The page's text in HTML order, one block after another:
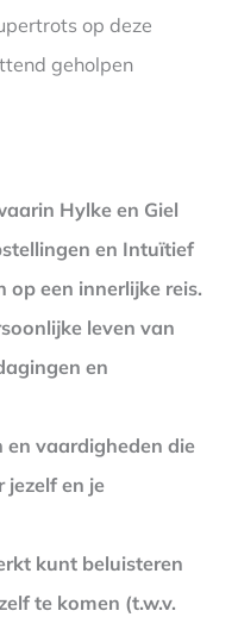
op deze
geholpen
Hylke en Giel
en Intuïtief
op een innerlijke reis.
leven van
en
en vaardigheden die
jezelf en je
kunt beluisteren
te komen (t.w.v.